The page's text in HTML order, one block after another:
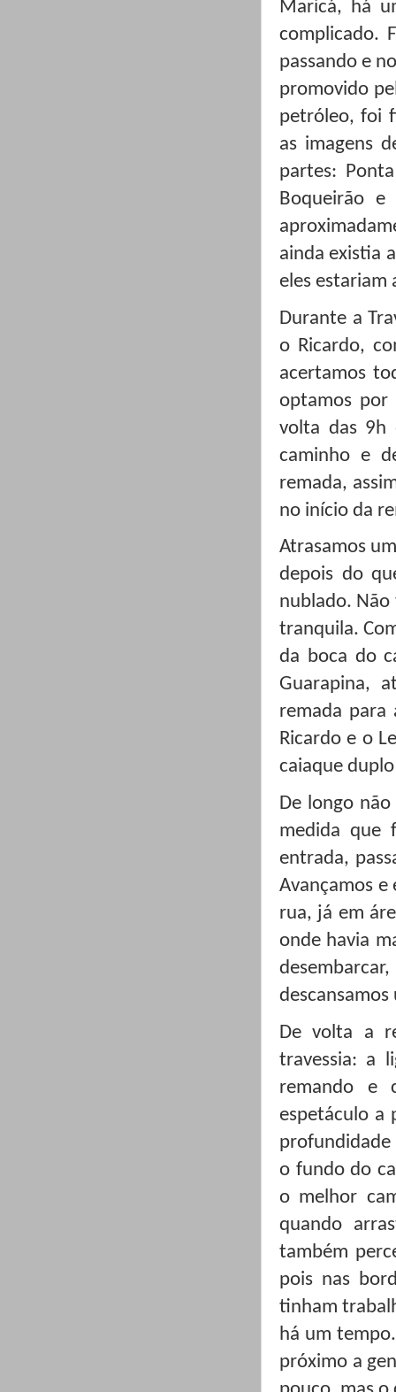
Maricá, há
complicado.
passando e
promovido
petróleo, foi
as imagens
partes:
Boqueirão e
ainda existia
eles estariam
Durante a
o Ricardo,
acertamos
optamos por
volta das 9h
caminho e
remada,
no início da
Atrasamos
depois do
nublado. Não
tranquila.
da boca do
Guarapina,
remada para
Ricardo e o
caiaque
De longo
medida que
entrada,
Avançamos
rua, já em
onde havia
De volta a
travessia: a
remando e
espetáculo a
profundidade
o fundo do
o melhor
quando
também
pois nas
tinham
há um
próximo a